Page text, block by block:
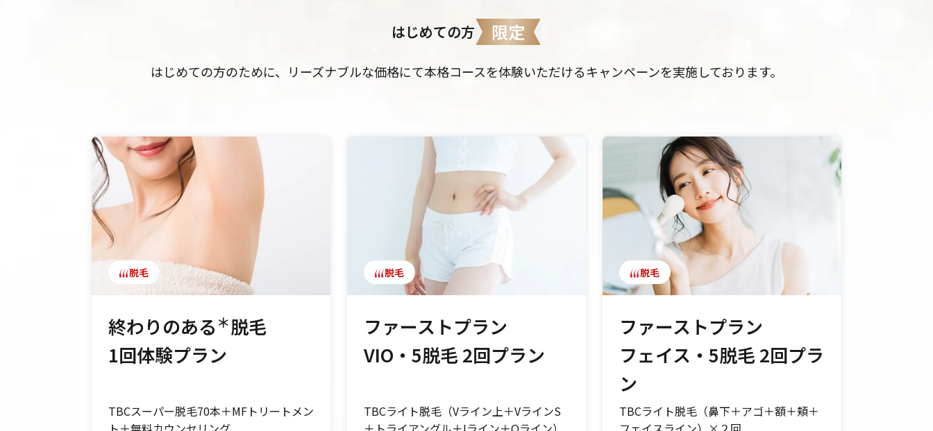
はじめての方 限定
はじめての方のために、リーズナブルな価格にて本格コースを体験いただけるキャンペーンを実施しております。
脱毛
終わりのある ＊脱毛
1回体験プラン
TBCスーパー脱毛70本＋MFトリートメン
脱毛
ファーストプラン
VIO・5脱毛 2回プラン
TBCライト脱毛（Vライン上＋VラインS
脱毛
ファーストプラン
フェイス・5脱毛 2回プラ
ン
TBCライト脱毛（鼻下＋アゴ＋額＋頬＋